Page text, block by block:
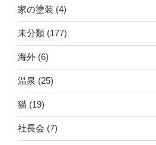
家の塗装 (4)
未分類 (177)
海外 (6)
温泉 (25)
猫 (19)
社長会 (7)